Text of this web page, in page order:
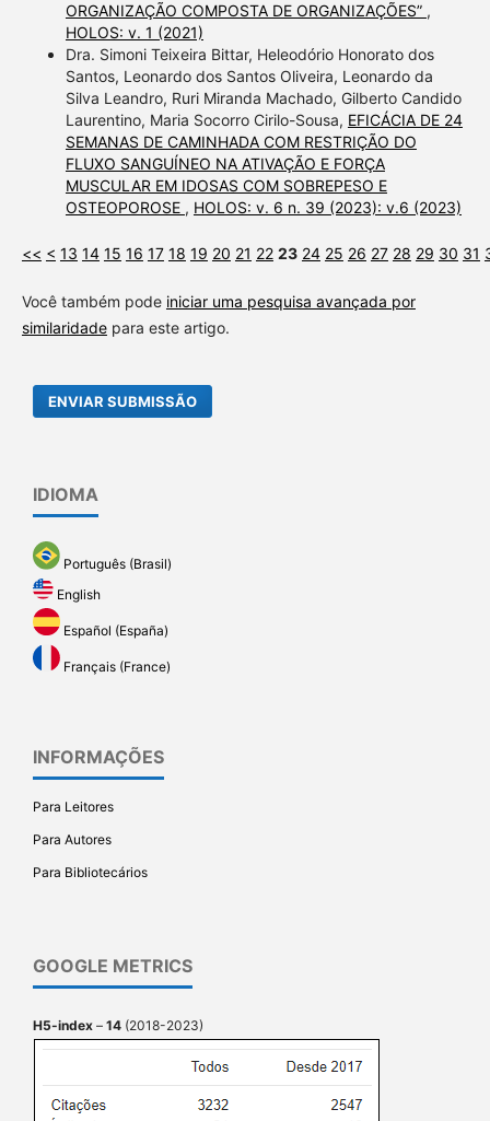
ORGANIZAÇÃO COMPOSTA DE ORGANIZAÇÕES” ,
HOLOS: v. 1 (2021)
Dra. Simoni Teixeira Bittar, Heleodório Honorato dos
Santos, Leonardo dos Santos Oliveira, Leonardo da
Silva Leandro, Ruri Miranda Machado, Gilberto Candido
Laurentino, Maria Socorro Cirilo-Sousa, EFICÁCIA DE 24
SEMANAS DE CAMINHADA COM RESTRIÇÃO DO
FLUXO SANGUÍNEO NA ATIVAÇÃO E FORÇA
MUSCULAR EM IDOSAS COM SOBREPESO E
OSTEOPOROSE , HOLOS: v. 6 n. 39 (2023): v.6 (2023)
<< < 13 14 15 16 17 18 19 20 21 22 23 24 25 26 27 28 29 30 31
Você também pode iniciar uma pesquisa avançada por
similaridadepara este artigo.
ENVIAR SUBMISSÃO
IDIOMA
Português (Brasil)
English
Español (España)
Français (France)
INFORMAÇÕES
Para Leitores
Para Autores
Para Bibliotecários
GOOGLE METRICS
H5-index – 14 (2018-2023)